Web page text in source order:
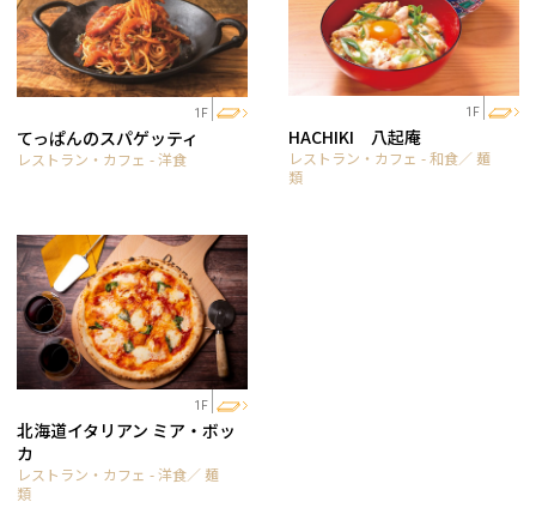
1F
てっぱんのスパゲッティ
レストラン・カフェ - 洋食
1F
HACHIKI 八起庵
レストラン・カフェ - 和食／ 麺
類
1F
北海道イタリアン ミア・ボッ
カ
レストラン・カフェ - 洋食／ 麺
類